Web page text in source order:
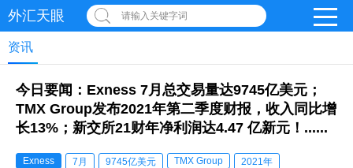
外汇天眼 请输入关键字词
资讯
今日要闻：Exness 7月总交易量达9745亿美元；
TMX Group发布2021年第二季度财报，收入同比增
长13%；新交所21财年净利润达4.47 亿新元！......
Exness 7月 9745亿美元 TMX Group
2021年